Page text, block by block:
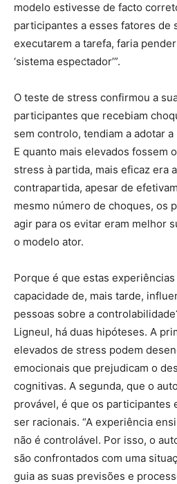
modelo estivesse de facto
participantes a esses fatores de
executarem a tarefa, faria
‘sistema espectador’”.
O teste de stress confirmou a
participantes que recebiam
sem controlo, tendiam a adotar
E quanto mais elevados fossem
stress à partida, mais eficaz era
contrapartida, apesar de
mesmo número de choques, os
agir para os evitar eram melhor
o modelo ator.
Porque é que estas
capacidade de, mais tarde,
pessoas sobre a
Ligneul, há duas hipóteses. A
elevados de stress podem
emocionais que prejudicam o
cognitivas. A segunda, que o
provável, é que os participantes
ser racionais. “A experiência
não é controlável. Por isso, o
são confrontados com uma
guia as suas previsões e